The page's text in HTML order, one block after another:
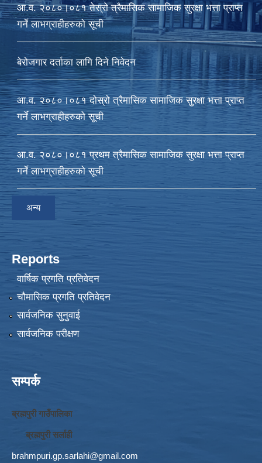
आ‍.व. २०८०।०८१ तेस्रो त्रैमासिक सामाजिक सुरक्षा भत्ता प्राप्त
गर्ने लाभग्राहीहरुको सूची
बेरोजगार दर्ताका लागि दिने निवेदन
आ.व. २०८०।०८१ दोस्रो त्रैमासिक सामाजिक सुरक्षा भत्ता प्राप्त
गर्ने लाभग्राहीहरुको सूची
आ‍.व. २०८०।०८१ प्रथम त्रैमासिक सामाजिक सुरक्षा भत्ता प्राप्त
गर्ने लाभग्राहीहरुको सूची
अन्य
Reports
वार्षिक प्रगति प्रतिवेदन
चौमासिक प्रगति प्रतिवेदन
सार्वजनिक सुनुवाई
सार्वजनिक परीक्षण
सम्पर्क
ब्रह्मपुरी गाउँपालिका
ब्रह्मपुरी सर्लाही
brahmpuri.gp.sarlahi@gmail.com